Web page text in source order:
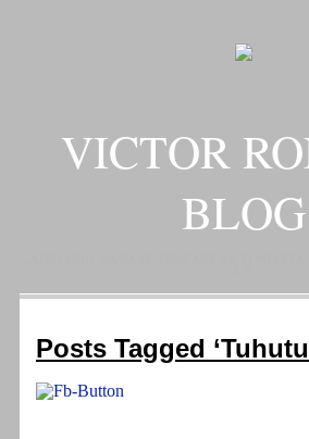
VICTOR
BLOG
Posts Tagged